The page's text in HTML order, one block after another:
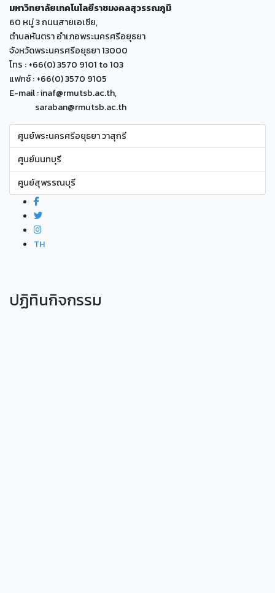
มหาวิทยาลัยเทคโนโลยีราชมงคลสุวรรณภูมิ
60 หมู่ 3 ถนนสายเอเซีย,
ตำบลหันตรา อำเภอพระนครศรีอยุธยา
จังหวัดพระนครศรีอยุธยา 13000
โทร : +66(0) 3570 9101 to 103
แฟกซ์ : +66(0) 3570 9105
E-mail : inaf@rmutsb.ac.th,
saraban@rmutsb.ac.th
ศูนย์พระนครศรีอยุธยา วาสุกรี
ศูนย์นนทบุรี
ศูนย์สุพรรณบุรี
TH
ปฏิทินกิจกรรม